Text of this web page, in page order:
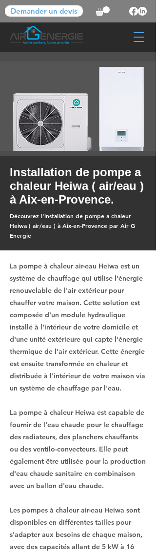
Demander un devis
Installation de pompe a
chaleur Heiwa ( air/eau )
à Aix-en-Provence.
Découvrez l'installation de pompe a chaleur
Heiwa ( air/eau ) à Aix-en-Provence par Air G
Energie
La pompe à chaleur air-eau Heiwa est un
système de chauffage qui utilise l'énergie
renouvelable de l'air extérieur pour
chauffer votre maison. Cette solution est
composée d'un module hydraulique
installé à l'intérieur de votre domicile et
d'une unité extérieure qui capte l'énergie
thermique de l'air extérieur. Cette énergie
est ensuite transformée en chaleur et
distribuée à l'intérieur de votre maison via
un système de chauffage par l'eau.
La pompe à chaleur Heiwa est capable de
fournir de l'eau chaude pour le chauffage
des radiateurs, des planchers chauffants
ou des ventilo-convecteurs. Elle peut
également être utilisée pour la production
d'eau chaude sanitaire en combinaison
avec un ballon d'eau chaude.
Les pompes à chaleur air-eau Heiwa sont
disponibles en différentes tailles pour
s'adapter aux besoins de chaque maison,
avec des capacités allant de 5 kW à 16